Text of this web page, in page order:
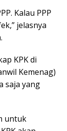
Kalau PPP
jelasnya
KPK di
Kemenag)
saja yang
untuk